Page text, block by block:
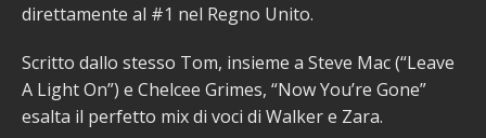
direttamente al #1 nel Regno Unito.
Scritto dallo stesso Tom, insieme a Steve Mac (“Leave
A Light On”) e Chelcee Grimes, “Now You’re Gone”
esalta il perfetto mix di voci di Walker e Zara.